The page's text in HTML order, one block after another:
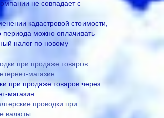
не совпадает с
кадастровой стоимости,
периода можно оплачивать
налог по новому
при продаже товаров через
магазин